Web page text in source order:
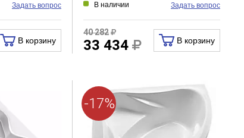
Задать вопрос
В корзину
В наличии Задать вопрос
40 282
33 434 В корзину
-17%